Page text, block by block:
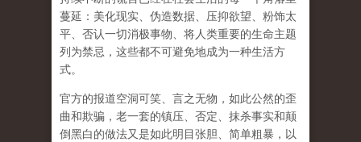
蔓延：美化现实、伪造数据、压抑欲望、粉饰太
平、否认一切消极事物、将人类重要的生命主题
列为禁忌，这些都不可避免地成为一种生活方
式。
官方的报道空洞可笑、言之无物，如此公然的歪
曲和欺骗，老一套的镇压、否定、抹杀事实和颠
倒黑白的做法又是如此明目张胆、简单粗暴，以